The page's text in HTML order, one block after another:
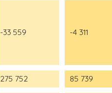
-33 559 -4 311
275 752 85 739